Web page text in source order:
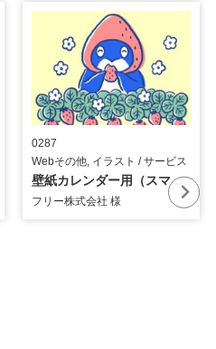
0287
Webその他, イラスト / サービス
壁紙カレンダー用（スマートフォン）_4月_イラスト
フリー株式会社 様